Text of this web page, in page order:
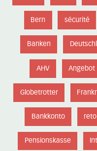
Bern sécurité
Banken
AHV Angebot
Globetrotter
Bankkonto
Pensionskasse